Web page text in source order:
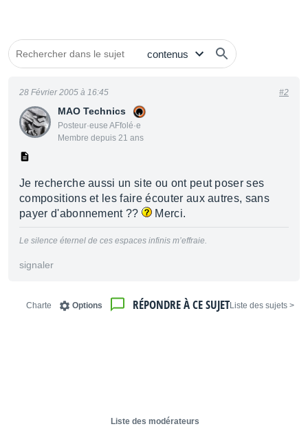
MAO Technics
Posteur·euse AFfolé·e
Membre depuis 21 ans
28 Février 2005 à 16:45 #2
Je recherche aussi un site ou ont peut poser ses
compositions et les faire écouter aux autres, sans
payer d'abonnement ??
Merci.
Le silence éternel de ces espaces infinis m’effraie.
signaler
< Liste des sujets
RÉPONDRE À CE SUJET
Options
Charte
Liste des modérateurs